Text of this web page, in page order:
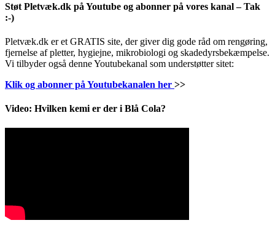
Støt Pletvæk.dk på Youtube og abonner på vores kanal – Tak
:-)
Pletvæk.dk er et GRATIS site, der giver dig gode råd om rengøring,
fjernelse af pletter, hygiejne, mikrobiologi og skadedyrsbekæmpelse.
Vi tilbyder også denne Youtubekanal som understøtter sitet:
Klik og abonner på Youtubekanalen her >>
Video: Hvilken kemi er der i Blå Cola?